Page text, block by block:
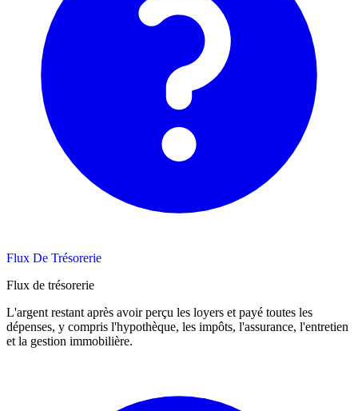
Flux De Trésorerie
Flux de trésorerie
L'argent restant après avoir perçu les loyers et payé toutes les
dépenses, y compris l'hypothèque, les impôts, l'assurance, l'entretien
et la gestion immobilière.